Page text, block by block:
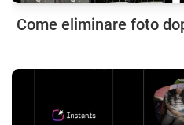
Come eliminare foto